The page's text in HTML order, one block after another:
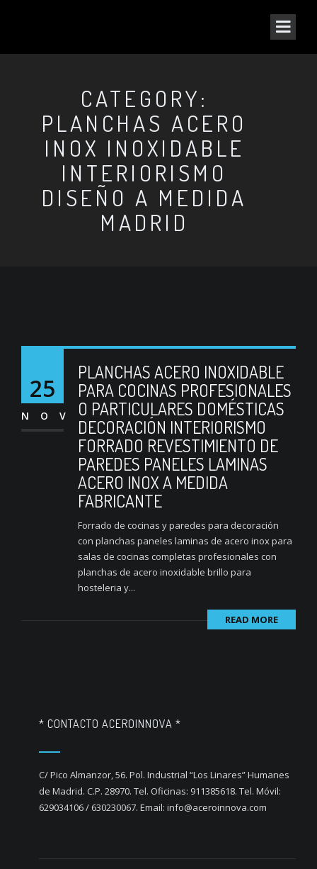
CATEGORY:
PLANCHAS ACERO
INOX INOXIDABLE
INTERIORISMO
DISEÑO A MEDIDA
MADRID
25
NOV
PLANCHAS ACERO INOXIDABLE
PARA COCINAS PROFESIONALES
O PARTICULARES DOMÉSTICAS
DECORACIÓN INTERIORISMO
FORRADO REVESTIMIENTO DE
PAREDES PANELES LAMINAS
ACERO INOX A MEDIDA
FABRICANTE
Forrado de cocinas y paredes para decoración
con planchas paneles laminas de acero inox para
salas de cocinas completas profesionales con
planchas de acero inoxidable brillo para
hosteleria y...
READ MORE
* CONTACTO ACEROINNOVA *
C/ Pico Almanzor, 56. Pol. Industrial “Los Linares” Humanes
de Madrid. C.P. 28970. Tel. Oficinas: 911385618. Tel. Móvil:
629034106 / 630230067. Email: info@aceroinnova.com